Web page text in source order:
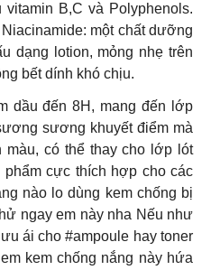
vitamin B,C và Polyphenols.
một chất dưỡng
dạng lotion, mỏng nhẹ trên
bết dính khó chịu.
dầu đến 8H, mang đến lớp
sương khuyết điểm mà
màu, có thể thay cho lớp lót
phẩm cực thích hợp cho các
nào lo dùng kem chống bị
ngay em này nha Nếu như
ái cho #ampoule hay toner
kem chống nắng này hứa